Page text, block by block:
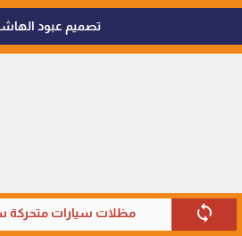
sync مظلات سيارات متحركة
تصميم عبود